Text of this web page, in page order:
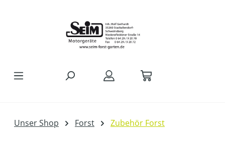
Unser Shop Forst Zubehör Forst